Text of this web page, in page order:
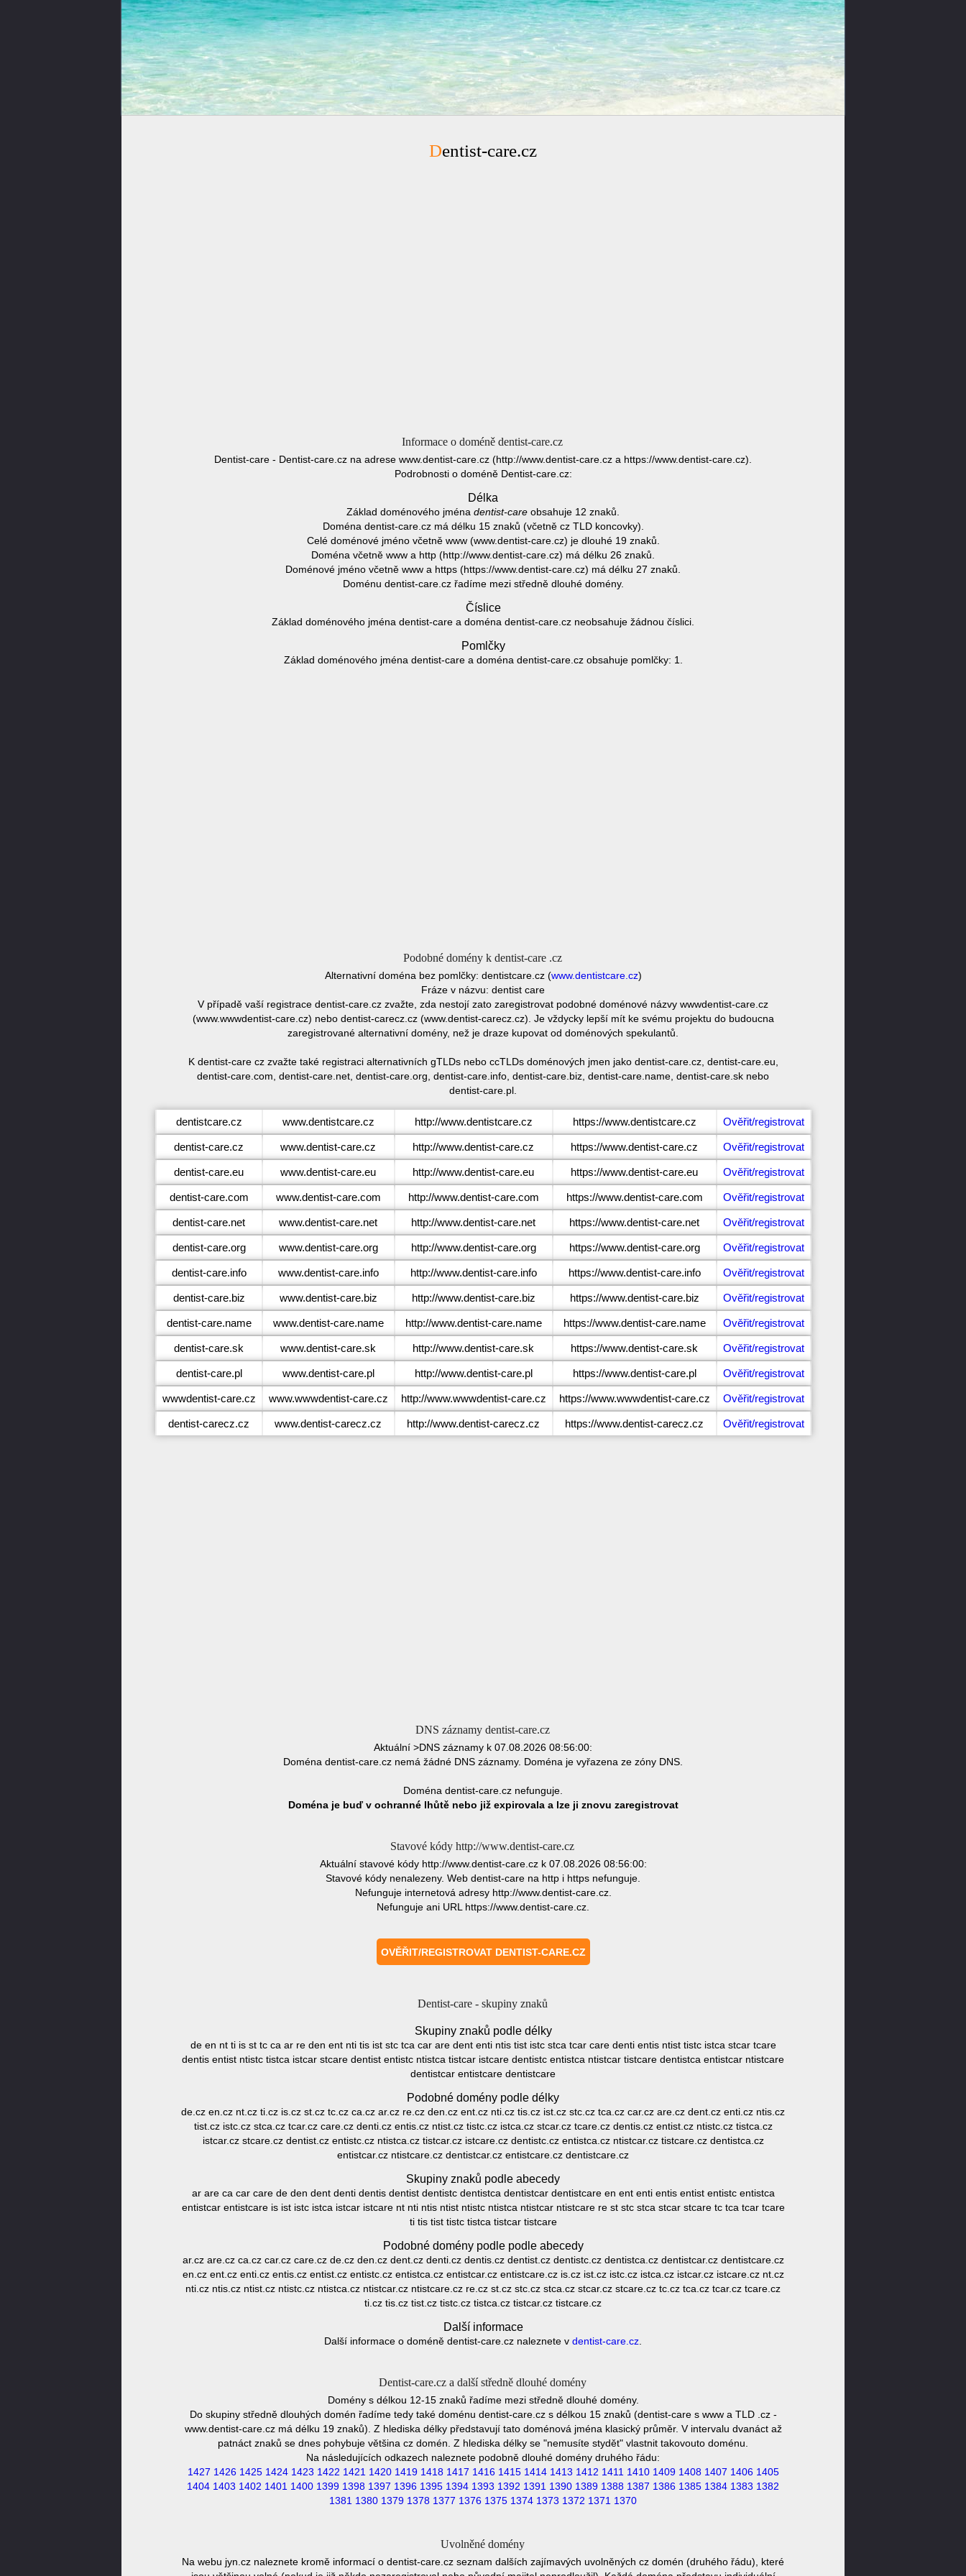
Dentist-care.cz
Informace o doméně dentist-care.cz
Dentist-care - Dentist-care.cz na adrese www.dentist-care.cz (http://www.dentist-care.cz a https://www.dentist-care.cz).
Podrobnosti o doméně Dentist-care.cz:
Délka
Základ doménového jména dentist-care obsahuje 12 znaků.
Doména dentist-care.cz má délku 15 znaků (včetně cz TLD koncovky).
Celé doménové jméno včetně www (www.dentist-care.cz) je dlouhé 19 znaků.
Doména včetně www a http (http://www.dentist-care.cz) má délku 26 znaků.
Doménové jméno včetně www a https (https://www.dentist-care.cz) má délku 27 znaků.
Doménu dentist-care.cz řadíme mezi středně dlouhé domény.
Číslice
Základ doménového jména dentist-care a doména dentist-care.cz neobsahuje žádnou číslici.
Pomlčky
Základ doménového jména dentist-care a doména dentist-care.cz obsahuje pomlčky: 1.
Podobné domény k dentist-care .cz
Alternativní doména bez pomlčky: dentistcare.cz (www.dentistcare.cz)
Fráze v názvu: dentist care
V případě vaší registrace dentist-care.cz zvažte, zda nestojí zato zaregistrovat podobné doménové názvy wwwdentist-care.cz
(www.wwwdentist-care.cz) nebo dentist-carecz.cz (www.dentist-carecz.cz). Je vždycky lepší mít ke svému projektu do budoucna
zaregistrované alternativní domény, než je draze kupovat od doménových spekulantů.
K dentist-care cz zvažte také registraci alternativních gTLDs nebo ccTLDs doménových jmen jako dentist-care.cz, dentist-care.eu,
dentist-care.com, dentist-care.net, dentist-care.org, dentist-care.info, dentist-care.biz, dentist-care.name, dentist-care.sk nebo
dentist-care.pl.
dentistcare.cz www.dentistcare.cz http://www.dentistcare.cz https://www.dentistcare.cz Ověřit/registrovat
dentist-care.cz www.dentist-care.cz http://www.dentist-care.cz https://www.dentist-care.cz Ověřit/registrovat
dentist-care.eu www.dentist-care.eu http://www.dentist-care.eu https://www.dentist-care.eu Ověřit/registrovat
dentist-care.com www.dentist-care.com http://www.dentist-care.com https://www.dentist-care.com Ověřit/registrovat
dentist-care.net www.dentist-care.net http://www.dentist-care.net https://www.dentist-care.net Ověřit/registrovat
dentist-care.org www.dentist-care.org http://www.dentist-care.org https://www.dentist-care.org Ověřit/registrovat
dentist-care.info www.dentist-care.info http://www.dentist-care.info https://www.dentist-care.info Ověřit/registrovat
dentist-care.biz www.dentist-care.biz http://www.dentist-care.biz https://www.dentist-care.biz Ověřit/registrovat
dentist-care.name www.dentist-care.name http://www.dentist-care.name https://www.dentist-care.name Ověřit/registrovat
dentist-care.sk www.dentist-care.sk http://www.dentist-care.sk https://www.dentist-care.sk Ověřit/registrovat
dentist-care.pl www.dentist-care.pl http://www.dentist-care.pl https://www.dentist-care.pl Ověřit/registrovat
wwwdentist-care.cz www.wwwdentist-care.cz http://www.wwwdentist-care.cz https://www.wwwdentist-care.cz Ověřit/registrovat
dentist-carecz.cz www.dentist-carecz.cz http://www.dentist-carecz.cz https://www.dentist-carecz.cz Ověřit/registrovat
DNS záznamy dentist-care.cz
Aktuální >DNS záznamy k 07.08.2026 08:56:00:
Doména dentist-care.cz nemá žádné DNS záznamy. Doména je vyřazena ze zóny DNS.
Doména dentist-care.cz nefunguje.
Doména je buď v ochranné lhůtě nebo již expirovala a lze ji znovu zaregistrovat
Stavové kódy http://www.dentist-care.cz
Aktuální stavové kódy http://www.dentist-care.cz k 07.08.2026 08:56:00:
Stavové kódy nenalezeny. Web dentist-care na http i https nefunguje.
Nefunguje internetová adresy http://www.dentist-care.cz.
Nefunguje ani URL https://www.dentist-care.cz.
Dentist-care - skupiny znaků
Skupiny znaků podle délky
de en nt ti is st tc ca ar re den ent nti tis ist stc tca car are dent enti ntis tist istc stca tcar care denti entis ntist tistc istca stcar tcare
dentis entist ntistc tistca istcar stcare dentist entistc ntistca tistcar istcare dentistc entistca ntistcar tistcare dentistca entistcar ntistcare
dentistcar entistcare dentistcare
Podobné domény podle délky
de.cz en.cz nt.cz ti.cz is.cz st.cz tc.cz ca.cz ar.cz re.cz den.cz ent.cz nti.cz tis.cz ist.cz stc.cz tca.cz car.cz are.cz dent.cz enti.cz ntis.cz
tist.cz istc.cz stca.cz tcar.cz care.cz denti.cz entis.cz ntist.cz tistc.cz istca.cz stcar.cz tcare.cz dentis.cz entist.cz ntistc.cz tistca.cz
istcar.cz stcare.cz dentist.cz entistc.cz ntistca.cz tistcar.cz istcare.cz dentistc.cz entistca.cz ntistcar.cz tistcare.cz dentistca.cz
entistcar.cz ntistcare.cz dentistcar.cz entistcare.cz dentistcare.cz
Skupiny znaků podle abecedy
ar are ca car care de den dent denti dentis dentist dentistc dentistca dentistcar dentistcare en ent enti entis entist entistc entistca
entistcar entistcare is ist istc istca istcar istcare nt nti ntis ntist ntistc ntistca ntistcar ntistcare re st stc stca stcar stcare tc tca tcar tcare
ti tis tist tistc tistca tistcar tistcare
Podobné domény podle podle abecedy
ar.cz are.cz ca.cz car.cz care.cz de.cz den.cz dent.cz denti.cz dentis.cz dentist.cz dentistc.cz dentistca.cz dentistcar.cz dentistcare.cz
en.cz ent.cz enti.cz entis.cz entist.cz entistc.cz entistca.cz entistcar.cz entistcare.cz is.cz ist.cz istc.cz istca.cz istcar.cz istcare.cz nt.cz
nti.cz ntis.cz ntist.cz ntistc.cz ntistca.cz ntistcar.cz ntistcare.cz re.cz st.cz stc.cz stca.cz stcar.cz stcare.cz tc.cz tca.cz tcar.cz tcare.cz
ti.cz tis.cz tist.cz tistc.cz tistca.cz tistcar.cz tistcare.cz
Další informace
Další informace o doméně dentist-care.cz naleznete v dentist-care.cz
Dentist-care.cz a další středně dlouhé domény
Domény s délkou 12-15 znaků řadíme mezi středně dlouhé domény.
Do skupiny středně dlouhých domén řadíme tedy také doménu dentist-care.cz s délkou 15 znaků (dentist-care s www a TLD .cz -
www.dentist-care.cz má délku 19 znaků). Z hlediska délky představují tato doménová jména klasický průměr. V intervalu dvanáct až
patnáct znaků se dnes pohybuje většina cz domén. Z hlediska délky se "nemusíte stydět" vlastnit takovouto doménu.
Na následujících odkazech naleznete podobně dlouhé domény druhého řádu:
1427 1426 1425 1424 1423 1422 1421 1420 1419 1418 1417 1416 1415 1414 1413 1412 1411 1410 1409 1408 1407 1406 1405
1404 1403 1402 1401 1400 1399 1398 1397 1396 1395 1394 1393 1392 1391 1390 1389 1388 1387 1386 1385 1384 1383 1382
1381 1380 1379 1378 1377 1376 1375 1374 1373 1372 1371 1370
Uvolněné domény
Na webu jyn.cz naleznete kromě informací o dentist-care.cz seznam dalších zajímavých uvolněných cz domén (druhého řádu), které